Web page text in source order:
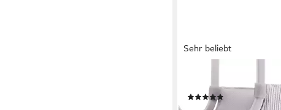
Sehr beliebt
Shopper, PET